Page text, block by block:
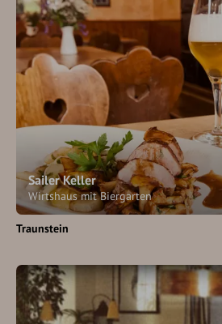
Sailer Keller
Wirtshaus mit Biergarten
Traunstein